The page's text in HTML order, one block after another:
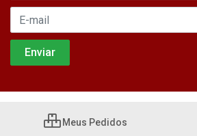
Meus Pedidos